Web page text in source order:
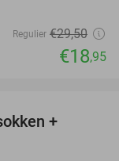
Regulier €29,50
€18,95
+